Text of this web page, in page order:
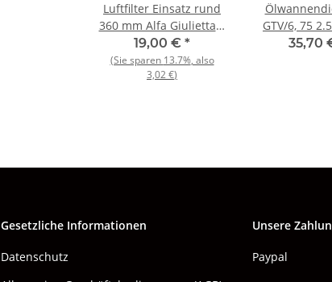
Luftfilter Einsatz rund
360 mm Alfa Giulietta +
Alfetta / GT 1.8 - 2.0
NOS
19,00 € *
(Sie sparen 13.7%, also
3,02 €)
GTV/6, 75
RZ/SZ
35,70
Gesetzliche Informationen
Datenschutz
Unsere
Paypal